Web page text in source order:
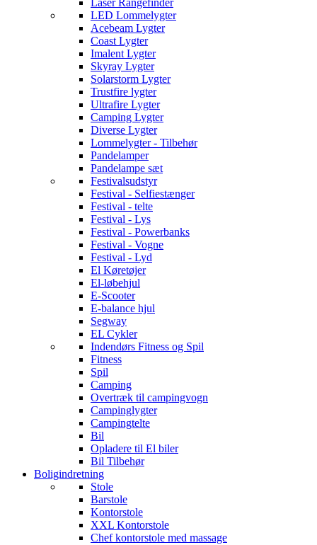
Laser Rangefinder
LED Lommelygter
Acebeam Lygter
Coast Lygter
Imalent Lygter
Skyray Lygter
Solarstorm Lygter
Trustfire lygter
Ultrafire Lygter
Camping Lygter
Diverse Lygter
Lommelygter - Tilbehør
Pandelamper
Pandelampe sæt
Festivalsudstyr
Festival - Selfiestænger
Festival - telte
Festival - Lys
Festival - Powerbanks
Festival - Vogne
Festival - Lyd
El Køretøjer
El-løbehjul
E-Scooter
E-balance hjul
Segway
EL Cykler
Indendørs Fitness og Spil
Fitness
Spil
Camping
Overtræk til campingvogn
Campinglygter
Campingtelte
Bil
Opladere til El biler
Bil Tilbehør
Boligindretning
Stole
Barstole
Kontorstole
XXL Kontorstole
Chef kontorstole med massage